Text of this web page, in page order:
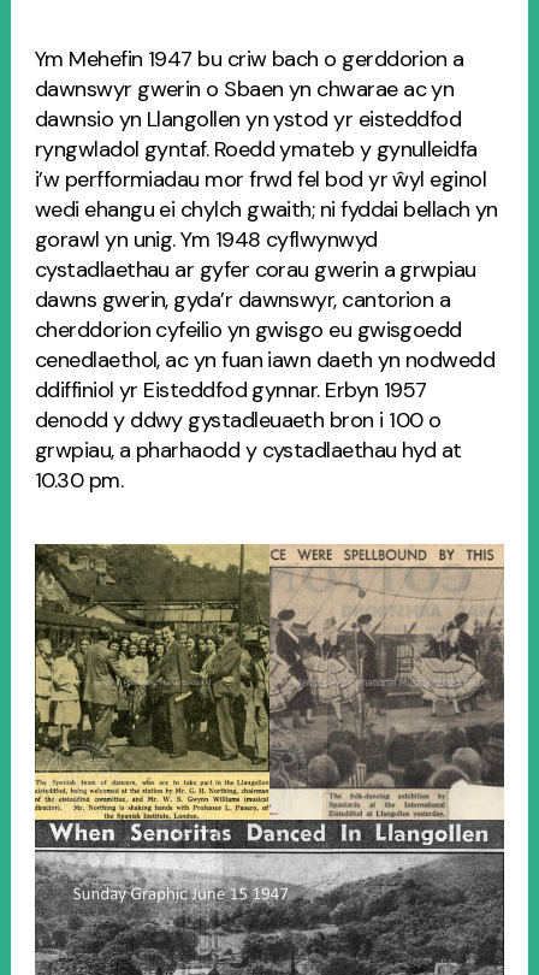
Ym Mehefin 1947 bu criw bach o gerddorion a
dawnswyr gwerin o Sbaen yn chwarae ac yn
dawnsio yn Llangollen yn ystod yr eisteddfod
ryngwladol gyntaf. Roedd ymateb y gynulleidfa
i’w perfformiadau mor frwd fel bod yr ŵyl eginol
wedi ehangu ei chylch gwaith; ni fyddai bellach yn
gorawl yn unig. Ym 1948 cyflwynwyd
cystadlaethau ar gyfer corau gwerin a grwpiau
dawns gwerin, gyda’r dawnswyr, cantorion a
cherddorion cyfeilio yn gwisgo eu gwisgoedd
cenedlaethol, ac yn fuan iawn daeth yn nodwedd
ddiffiniol yr Eisteddfod gynnar. Erbyn 1957
denodd y ddwy gystadleuaeth bron i 100 o
grwpiau, a pharhaodd y cystadlaethau hyd at
10.30 pm.